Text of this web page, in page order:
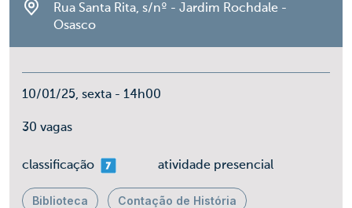
Rua Santa Rita, s/nº - Jardim Rochdale -
Osasco
10/01/25, sexta - 14h00
30 vagas
classificaçãomais 07 atividade presencial
Biblioteca Contação de História